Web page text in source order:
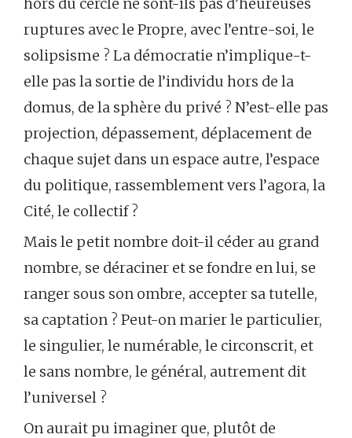
ruptures avec le Propre, avec l’entre-soi, le
solipsisme ? La démocratie n’implique-t-
elle pas la sortie de l’individu hors de la
domus, de la sphère du privé ? N’est-elle pas
projection, dépassement, déplacement de
chaque sujet dans un espace autre, l’espace
du politique, rassemblement vers l’agora, la
Cité, le collectif ?
Mais le petit nombre doit-il céder au grand
nombre, se déraciner et se fondre en lui, se
ranger sous son ombre, accepter sa tutelle,
sa captation ? Peut-on marier le particulier,
le singulier, le numérable, le circonscrit, et
le sans nombre, le général, autrement dit
l’universel ?
On aurait pu imaginer que, plutôt de